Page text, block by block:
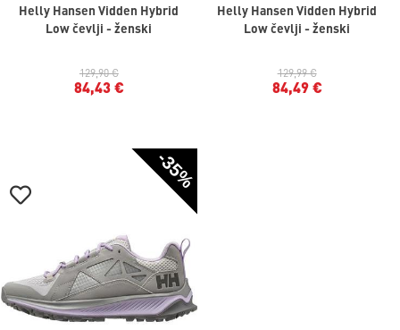
Helly Hansen Vidden Hybrid
Low čevlji - ženski
129,90 €
84,43 €
Helly Hansen Vidden Hybrid
Low čevlji - ženski
129,99 €
84,49 €
-35%